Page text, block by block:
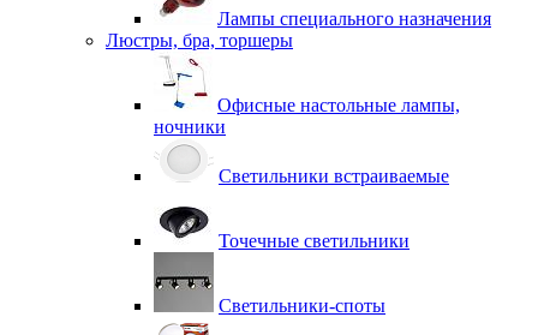
Лампы специального назначения
Люстры, бра, торшеры
Офисные настольные лампы,
ночники
Светильники встраиваемые
Точечные светильники
Светильники-споты